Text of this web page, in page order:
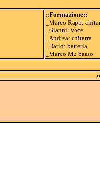
::Formazione::
_Marco Rapp:
_Gianni: voce
_Andrea: chitarra
_Dario: batteria
_Marco M.: basso